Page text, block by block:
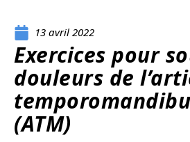
13 avril 2022
Exercices pour
douleurs de
(ATM)